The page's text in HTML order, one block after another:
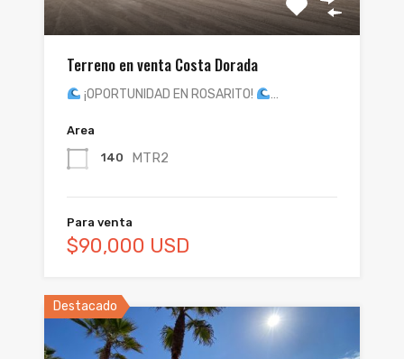
Terreno en venta Costa Dorada
¡OPORTUNIDAD EN ROSARITO! …
Area
140 MTR2
Para venta
$90,000 USD
Destacado